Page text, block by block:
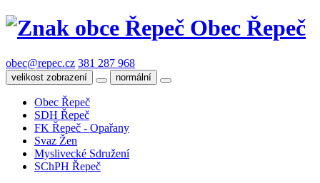
Obec Řepeč
obec@repec.cz 381 287 968
velikost zobrazení normální
Obec Řepeč
SDH Řepeč
FK Řepeč - Opařany
Svaz Žen
Myslivecké Sdružení
SChPH Řepeč